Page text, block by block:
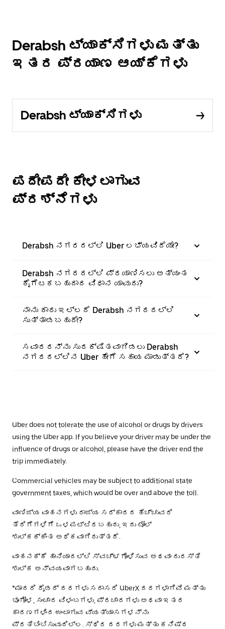
Derabsh ಟ್ಯಾಕ್ಸಿಗಳು ಮತ್ತು
ಇತರ ಪ್ರಯಾಣ ಆಯ್ಕೆಗಳು
Derabsh ಟ್ಯಾಕ್ಸಿಗಳು
ಪದೇಪದೇ ಕೇಳಲಾಗುವ
ಪ್ರಶ್ನೆಗಳು
Derabsh ನಗರದಲ್ಲಿ Uber ಲಭ್ಯವಿದೆಯೇ?
Derabsh ನಗರದಲ್ಲಿ ಪ್ರಯಾಣಿಸಲು ಅತ್ಯಂತ
ಕೈಗೆಟಕಬಹುದಾದ ವಿಧಾನ ಯಾವುದು?
ನಾನು ಕಾರು ಇಲ್ಲದೆ Derabsh ನಗರದಲ್ಲಿ
ಸುತ್ತಾಡಬಹುದೇ?
ಸವಾರರನ್ನು ಸುರಕ್ಷಿತವಾಗಿಡಲು Derabsh
ನಗರದಲ್ಲಿನ Uber ಹೇಗೆ ಸಹಾಯ ಮಾಡುತ್ತದೆ?
Uber does not tolerate the use of alcohol or drugs by drivers
using the Uber app. If you believe your driver may be under the
influence of drugs or alcohol, please have the driver end the
trip immediately.
Commercial vehicles may be subject to additional state
government taxes, which would be over and above the toll.
ವಾಣಿಜ್ಯ ವಾಹನಗಳು ರಾಜ್ಯ ಸರ್ಕಾರದ ಹೆಚ್ಚುವರಿ
ತೆರಿಗೆಗಳಿಗೆ ಒಳಪಟ್ಟಿರಬಹುದು, ಇದು ಟೋಲ್
ಶುಲ್ಕಕ್ಕಿಂತ ಅಧಿಕವಾಗಿರುತ್ತದೆ.
ವಾಹನಕ್ಕೆ ಹಾನಿಯಾದಲ್ಲಿ ಸ್ವಚ್ಛಗೊಳಿಸುವ ಅಥವಾ ದುರಸ್ತಿ
ಶುಲ್ಕ ಅನ್ವಯವಾಗಬಹುದು.
*ಮಾದರಿ ರೈಡರ್ ದರಗಳು ಸರಾಸರಿ UberX ದರಗಳಾಗಿವೆ ಮತ್ತು
ಭೂಗೋಳ, ಸಂಚಾರ ವಿಳಂಬಗಳು, ಪ್ರಚಾರಗಳು ಅಥವಾ ಇತರ
ಕಾರಣಗಳಿಂದ ಉಂಟಾಗುವ ವ್ಯತ್ಯಾಸಗಳನ್ನು
ಪ್ರತಿಬಿಂಬಿಸುವುದಿಲ್ಲ. ಸ್ಥಿರ ದರಗಳು ಮತ್ತು ಕನಿಷ್ಠ